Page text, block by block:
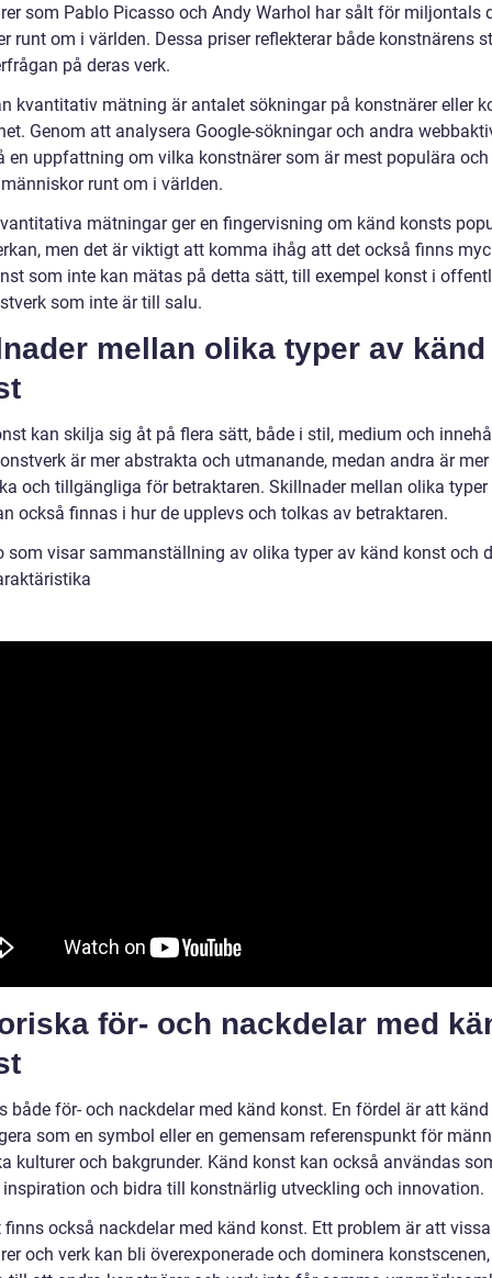
som Pablo Picasso och Andy Warhol har sålt för miljontals
runt om i världen. Dessa priser reflekterar både konstnärens
på deras verk.
kvantitativ mätning är antalet sökningar på konstnärer eller
Genom att analysera Google-sökningar och andra
en uppfattning om vilka konstnärer som är mest populära
runt om i världen.
mätningar ger en fingervisning om känd konsts
men det är viktigt att komma ihåg att det också finns
som inte kan mätas på detta sätt, till exempel konst i
som inte är till salu.
mellan olika typer av känd
kan skilja sig åt på flera sätt, både i stil, medium och
är mer abstrakta och utmanande, medan andra är mer
och tillgängliga för betraktaren. Skillnader mellan olika typer
också finnas i hur de upplevs och tolkas av betraktaren.
som visar sammanställning av olika typer av känd konst och
för- och nackdelar med
både för- och nackdelar med känd konst. En fördel är att
som en symbol eller en gemensam referenspunkt för
kulturer och bakgrunder. Känd konst kan också användas
och bidra till konstnärlig utveckling och innovation.
finns också nackdelar med känd konst. Ett problem är att vissa
och verk kan bli överexponerade och dominera